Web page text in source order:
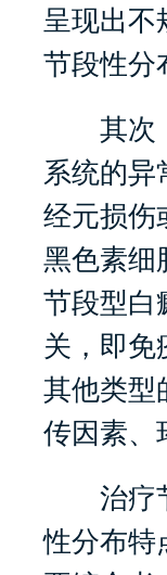
呈现出不
节段性分
其次，
系统的异
经元损伤
黑色素细
节段型白
关，即免
其他类型
传因素、
治疗节
性分布特